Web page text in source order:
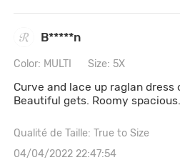
B*****n
Color: MULTI Size: 5X
Curve and lace up raglan
Beautiful gets. Roomy
Qualité de Taille: True to Size
04/04/2022 22:47:54